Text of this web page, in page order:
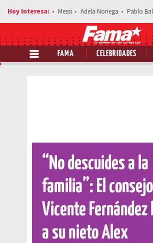
Messi Adela Noriega Pablo
FAMA CELEBRIDADES
“No descuides a la
familia”: El
Vicente Fernández
a su nieto Alex